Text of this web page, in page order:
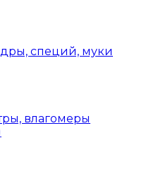
специй, муки
влагомеры